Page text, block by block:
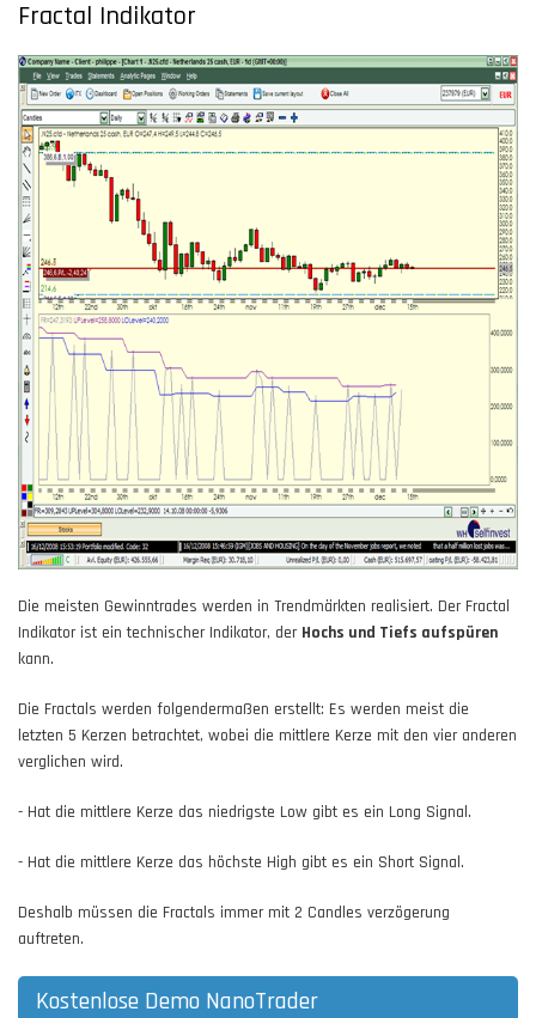
Fractal Indikator
Die meisten Gewinntrades werden in Trendmärkten realisiert. Der Fractal
Indikator ist ein technischer Indikator, der Hochs und Tiefs aufspüren
kann.
Die Fractals werden folgendermaßen erstellt: Es werden meist die
letzten 5 Kerzen betrachtet, wobei die mittlere Kerze mit den vier anderen
verglichen wird.
- Hat die mittlere Kerze das niedrigste Low gibt es ein Long Signal.
- Hat die mittlere Kerze das höchste High gibt es ein Short Signal.
Deshalb müssen die Fractals immer mit 2 Candles verzögerung
auftreten.
Kostenlose Demo NanoTrader